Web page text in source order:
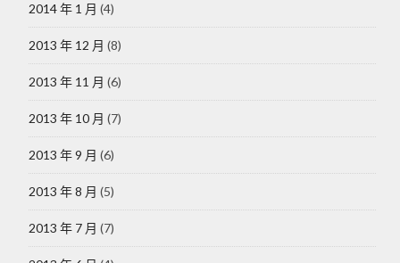
2014 年 1 月 (4)
2013 年 12 月 (8)
2013 年 11 月 (6)
2013 年 10 月 (7)
2013 年 9 月 (6)
2013 年 8 月 (5)
2013 年 7 月 (7)